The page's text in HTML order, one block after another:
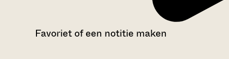
Favoriet of een notitie maken